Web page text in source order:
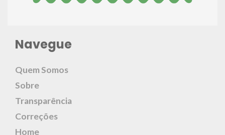
Navegue
Quem Somos
Sobre
Transparência
Correções
Home